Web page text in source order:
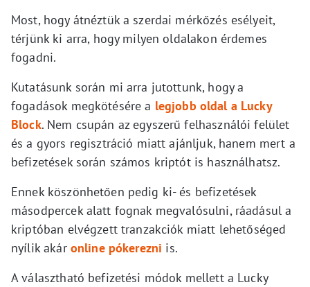
Most, hogy átnéztük a szerdai mérkőzés esélyeit,
térjünk ki arra, hogy milyen oldalakon érdemes
fogadni.
Kutatásunk során mi arra jutottunk, hogy a
fogadások megkötésére a legjobb oldal a Lucky
Block. Nem csupán az egyszerű felhasználói felület
és a gyors regisztráció miatt ajánljuk, hanem mert a
befizetések során számos kriptót is használhatsz.
Ennek köszönhetően pedig ki- és befizetések
másodpercek alatt fognak megvalósulni, ráadásul a
kriptóban elvégzett tranzakciók miatt lehetőséged
nyílik akár online pókerezni is.
A választható befizetési módok mellett a Lucky